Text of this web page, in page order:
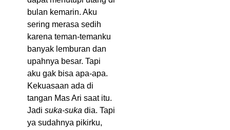
bulan kemarin. Aku
sering merasa sedih
karena teman-temanku
banyak lemburan dan
upahnya besar. Tapi
aku gak bisa apa-apa.
Kekuasaan ada di
tangan Mas Ari saat itu.
Jadi suka-suka dia. Tapi
ya sudahnya pikirku,